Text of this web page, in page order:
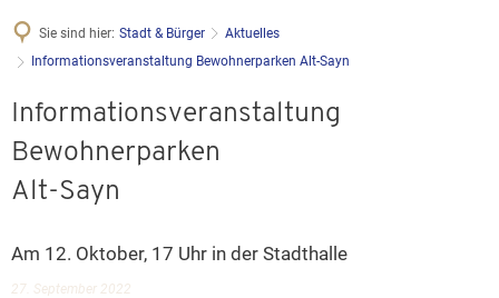
Sie sind hier: Stadt & Bürger
Aktuelles
Informationsveranstaltung Bewohnerparken Alt-Sayn
Informationsveranstaltung
Bewohnerparken
Alt-Sayn
Am 12. Oktober, 17 Uhr in der Stadthalle
27. September 2022